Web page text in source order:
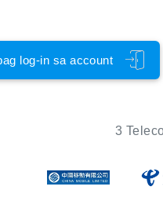
log-in sa account
3